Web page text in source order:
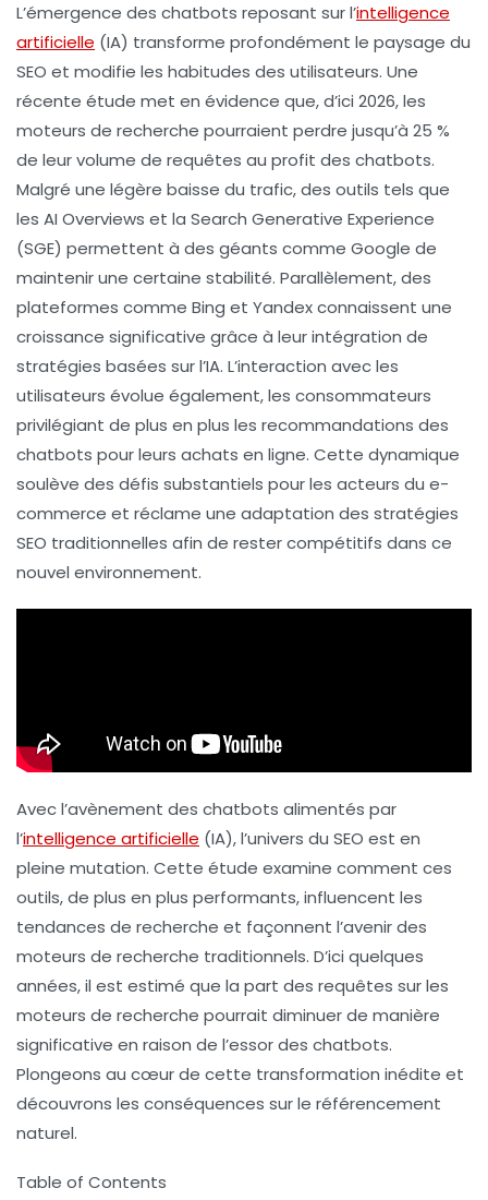
L’émergence des chatbots reposant sur l’intelligence
artificielle (IA) transforme profondément le paysage du
SEO et modifie les habitudes des utilisateurs. Une
récente étude met en évidence que, d’ici 2026, les
moteurs de recherche pourraient perdre jusqu’à 25 %
de leur volume de requêtes au profit des chatbots.
Malgré une légère baisse du trafic, des outils tels que
les AI Overviews et la Search Generative Experience
(SGE) permettent à des géants comme Google de
maintenir une certaine stabilité. Parallèlement, des
plateformes comme Bing et Yandex connaissent une
croissance significative grâce à leur intégration de
stratégies basées sur l’IA. L’interaction avec les
utilisateurs évolue également, les consommateurs
privilégiant de plus en plus les recommandations des
chatbots pour leurs achats en ligne. Cette dynamique
soulève des défis substantiels pour les acteurs du e-
commerce et réclame une adaptation des stratégies
SEO traditionnelles afin de rester compétitifs dans ce
nouvel environnement.
Avec l’avènement des chatbots alimentés par
l’intelligence artificielle (IA), l’univers du SEO est en
pleine mutation. Cette étude examine comment ces
outils, de plus en plus performants, influencent les
tendances de recherche et façonnent l’avenir des
moteurs de recherche traditionnels. D’ici quelques
années, il est estimé que la part des requêtes sur les
moteurs de recherche pourrait diminuer de manière
significative en raison de l’essor des chatbots.
Plongeons au cœur de cette transformation inédite et
découvrons les conséquences sur le référencement
naturel.
Table of Contents